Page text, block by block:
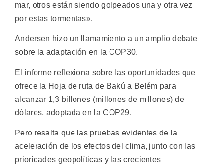
mar, otros están siendo golpeados una y otra vez
por estas tormentas».
Andersen hizo un llamamiento a un amplio debate
sobre la adaptación en la COP30.
El informe reflexiona sobre las oportunidades que
ofrece la Hoja de ruta de Bakú a Belém para
alcanzar 1,3 billones (millones de millones) de
dólares, adoptada en la COP29.
Pero resalta que las pruebas evidentes de la
aceleración de los efectos del clima, junto con las
prioridades geopolíticas y las crecientes